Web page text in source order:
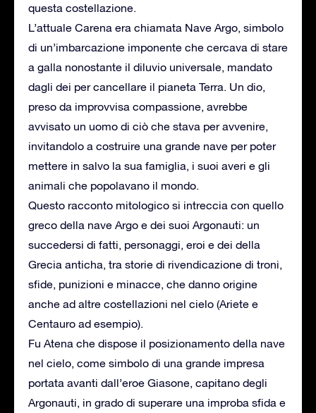
questa costellazione.
L’attuale Carena era chiamata Nave Argo, simbolo
di un’imbarcazione imponente che cercava di stare
a galla nonostante il diluvio universale, mandato
dagli dei per cancellare il pianeta Terra. Un dio,
preso da improvvisa compassione, avrebbe
avvisato un uomo di ciò che stava per avvenire,
invitandolo a costruire una grande nave per poter
mettere in salvo la sua famiglia, i suoi averi e gli
animali che popolavano il mondo.
Questo racconto mitologico si intreccia con quello
greco della nave Argo e dei suoi Argonauti: un
succedersi di fatti, personaggi, eroi e dei della
Grecia anticha, tra storie di rivendicazione di troni,
sfide, punizioni e minacce, che danno origine
anche ad altre costellazioni nel cielo (Ariete e
Centauro ad esempio).
Fu Atena che dispose il posizionamento della nave
nel cielo, come simbolo di una grande impresa
portata avanti dall’eroe Giasone, capitano degli
Argonauti, in grado di superare una improba sfida e